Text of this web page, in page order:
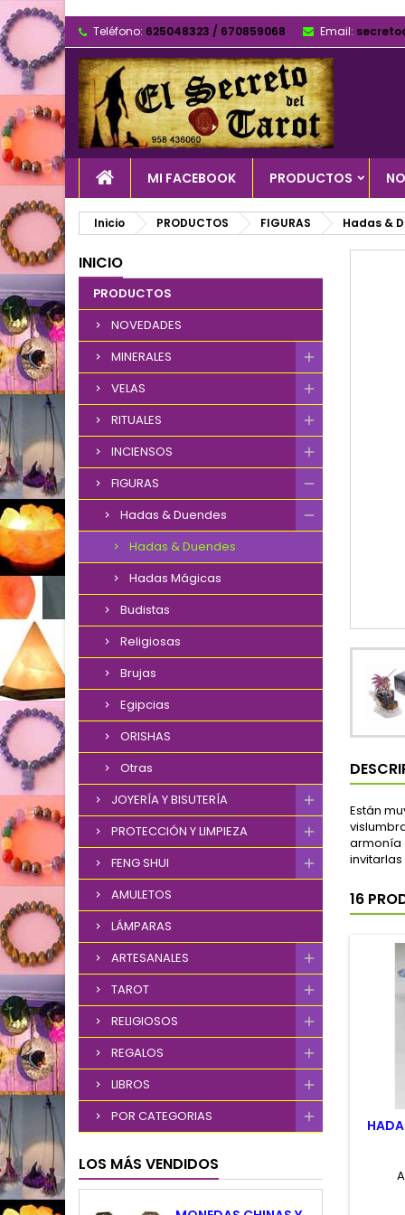
Teléfono: 625048323 / 670859068 Email:
MI FACEBOOK PRODUCTOS
Inicio PRODUCTOS FIGURAS Hadas &
INICIO
PRODUCTOS
NOVEDADES
MINERALES
VELAS
RITUALES
INCIENSOS
FIGURAS
Hadas & Duendes
Hadas & Duendes
Hadas Mágicas
Budistas
Religiosas
Brujas
Egipcias
ORISHAS
Otras
JOYERÍA Y BISUTERÍA
PROTECCIÓN Y LIMPIEZA
FENG SHUI
AMULETOS
LÁMPARAS
ARTESANALES
TAROT
RELIGIOSOS
REGALOS
LIBROS
POR CATEGORIAS
LOS MÁS VENDIDOS
Están
armonía
16